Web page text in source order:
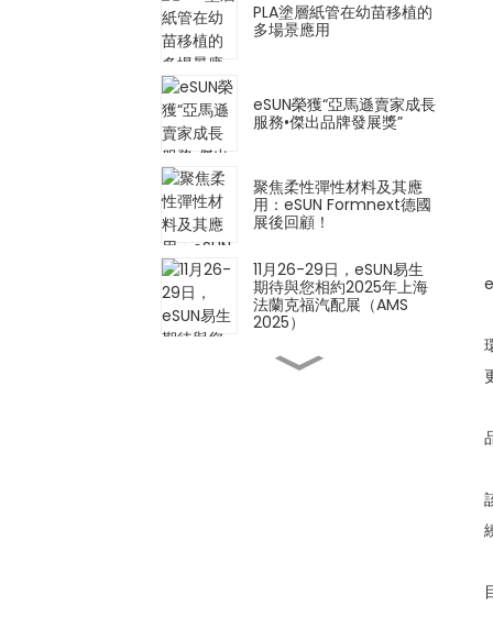
PLA塗層紙管在幼苗移植的
多場景應用
eSUN榮獲“亞馬遜賣家成長
服務•傑出品牌發展獎”
聚焦柔性彈性材料及其應
用：eSUN Formnext德國
展後回顧！
11月26-29日，eSUN易生
期待與您相約2025年上海
法蘭克福汽配展（AMS
2025）
創新材料 × 創新應用 |